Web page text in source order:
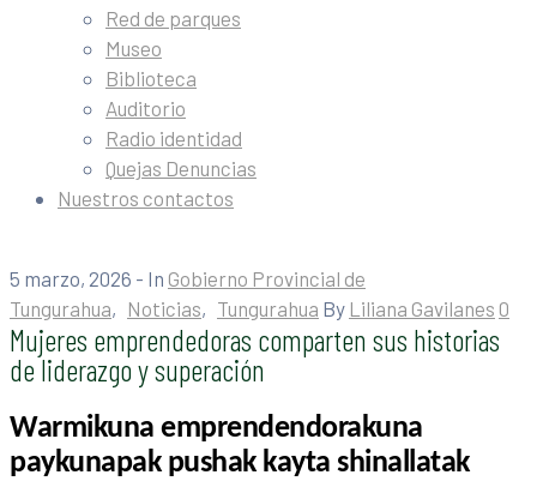
Red de parques
Museo
Biblioteca
Auditorio
Radio identidad
Quejas Denuncias
Nuestros contactos
5 marzo, 2026 - In Gobierno Provincial de
Tungurahua‚ Noticias‚ Tungurahua By Liliana Gavilanes 0
Mujeres emprendedoras comparten sus historias
de liderazgo y superación
Warmikuna emprendendorakuna
paykunapak pushak kayta shinallatak